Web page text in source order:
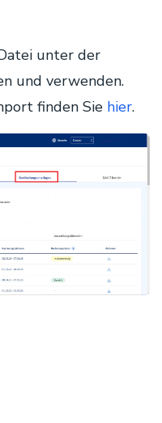
unter der
und verwenden.
finden Sie hier.